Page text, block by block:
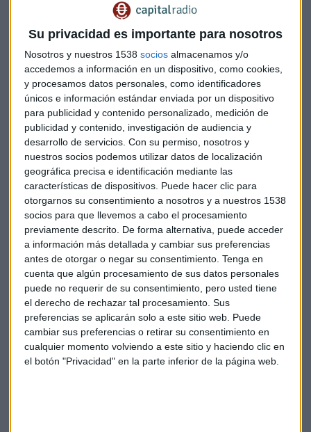
Su privacidad es importante para nosotros
Nosotros y nuestros 1538 socios almacenamos y/o
accedemos a información en un dispositivo, como cookies,
y procesamos datos personales, como identificadores
únicos e información estándar enviada por un dispositivo
para publicidad y contenido personalizado, medición de
publicidad y contenido, investigación de audiencia y
desarrollo de servicios. Con su permiso, nosotros y
nuestros socios podemos utilizar datos de localización
geográfica precisa e identificación mediante las
características de dispositivos. Puede hacer clic para
otorgarnos su consentimiento a nosotros y a nuestros 1538
socios para que llevemos a cabo el procesamiento
previamente descrito. De forma alternativa, puede acceder
a información más detallada y cambiar sus preferencias
antes de otorgar o negar su consentimiento. Tenga en
cuenta que algún procesamiento de sus datos personales
puede no requerir de su consentimiento, pero usted tiene
el derecho de rechazar tal procesamiento. Sus
preferencias se aplicarán solo a este sitio web. Puede
cambiar sus preferencias o retirar su consentimiento en
cualquier momento volviendo a este sitio y haciendo clic en
el botón "Privacidad" en la parte inferior de la página web.
Una FED agresiva... ¿lo podría llegar a
"entender" el mercado?
Arranca la sesión con el toque de campana en Wall
Street y lo analizamos en Mercado Abierto con
Rafael Ojeda, analista de Fortage Fund y
Capital Radio / / 2022-02-11
El miedo a las compras se mantiene vigente en Estados
Unidos tras conocerse, a última hora de ayer, lasactas de
la última reunión de la Reserva Federalen la que se
acordó, por las presiones de la inflación, que era el
momento desubir los tipos de interésaunque con ciertas
reticencias en función de la evolución de la economía.
Pendientes están también los inversores a esta hora de la
desescalada y la crisis en Ucrania después de que
Washington haya afirmado en las últimas horas queMoscú
ha desplegado 7.000 soldados más en la frontera.
Los aliados de la OTAN creen que Putin ha acumulado hasta
150.000 militares en la zona limítrofe con la antigua
república soviética, frente a los alrededor de 100.000
enviados hace algunas semanas.
El mercado, considera Ribes, está en un
"momento